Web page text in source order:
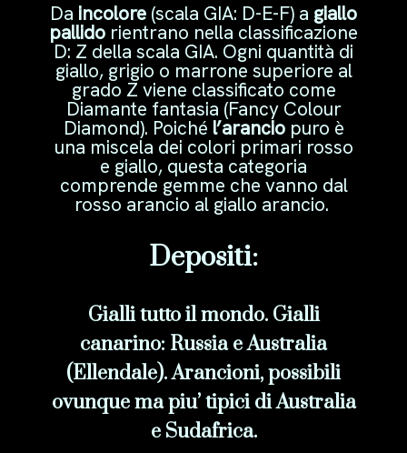
Da incolore (scala GIA: D-E-F) a giallo
pallido rientrano nella classificazione
D: Z della scala GIA. Ogni quantità di
giallo, grigio o marrone superiore al
grado Z viene classificato come
Diamante fantasia (Fancy Colour
Diamond). Poiché l’aranciopuro è
una miscela dei colori primari rosso
e giallo, questa categoria
comprende gemme che vanno dal
rosso arancio al giallo arancio.
Depositi:
Gialli tutto il mondo. Gialli
canarino: Russia e Australia
(Ellendale). Arancioni, possibili
ovunque ma piu’ tipici di Australia
e Sudafrica.